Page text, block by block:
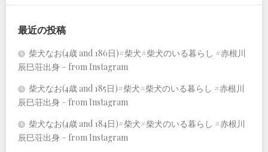
最近の投稿
柴犬なお(4歳 and 186日)#柴犬#柴犬のいる暮らし #赤根川
辰巳荘出身 – from Instagram
柴犬なお(4歳 and 185日)#柴犬#柴犬のいる暮らし #赤根川
辰巳荘出身 – from Instagram
柴犬なお(4歳 and 184日)#柴犬#柴犬のいる暮らし #赤根川
辰巳荘出身 – from Instagram